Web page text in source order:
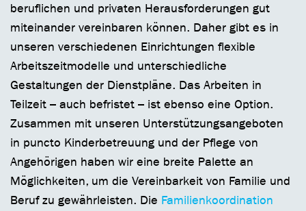
beruflichen und privaten Herausforderungen gut
miteinander vereinbaren können. Daher gibt es in
unseren verschiedenen Einrichtungen flexible
Arbeitszeitmodelle und unterschiedliche
Gestaltungen der Dienstpläne. Das Arbeiten in
Teilzeit – auch befristet – ist ebenso eine Option.
Zusammen mit unseren Unterstützungsangeboten
in puncto Kinderbetreuung und der Pflege von
Angehörigen haben wir eine breite Palette an
Möglichkeiten, um die Vereinbarkeit von Familie und
Beruf zu gewährleisten. Die Familienkoordination